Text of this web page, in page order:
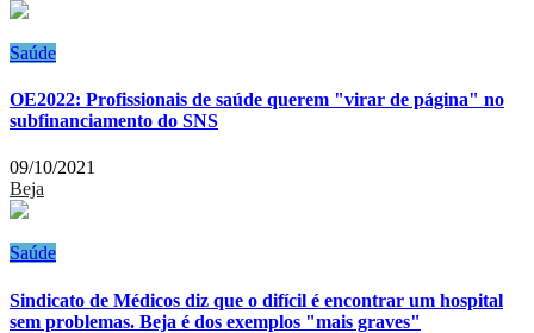
Saúde
OE2022: Profissionais de saúde querem "virar de página" no
subfinanciamento do SNS
09/10/2021
Beja
Saúde
Sindicato de Médicos diz que o difícil é encontrar um hospital
sem problemas. Beja é dos exemplos "mais graves"